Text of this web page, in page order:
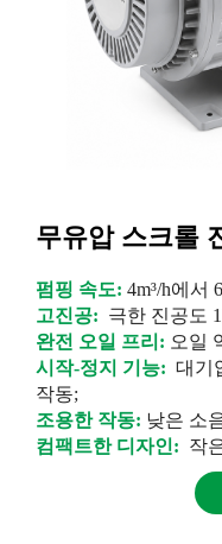
무유압 스크롤
펌핑 속도: 4m³/h에서
고진공: 극한 진공도
완전 오일 프리: 오일
시작-정지 기능: 대기
작동;
조용한 작동: 낮은 소
컴팩트한 디자인: 작